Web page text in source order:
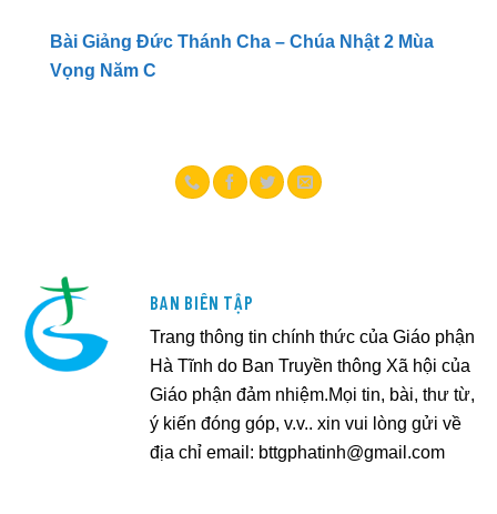
Bài Giảng Đức Thánh Cha – Chúa Nhật 2 Mùa
Vọng Năm C
BAN BIÊN TẬP
Trang thông tin chính thức của Giáo phận
Hà Tĩnh do Ban Truyền thông Xã hội của
Giáo phận đảm nhiệm.Mọi tin, bài, thư từ,
ý kiến đóng góp, v.v.. xin vui lòng gửi về
địa chỉ email: bttgphatinh@gmail.com